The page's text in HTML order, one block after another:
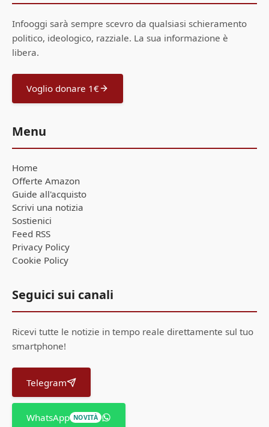
Infooggi sarà sempre scevro da qualsiasi schieramento
politico, ideologico, razziale. La sua informazione è
libera.
Voglio donare 1€
Menu
Home
Offerte Amazon
Guide all'acquisto
Scrivi una notizia
Sostienici
Feed RSS
Privacy Policy
Cookie Policy
Seguici sui canali
Ricevi tutte le notizie in tempo reale direttamente sul tuo
smartphone!
Telegram
WhatsApp NOVITÀ